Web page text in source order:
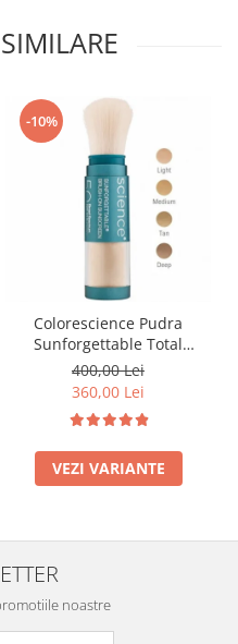
-10%
Colorescience Pudra
Sunforgettable Total
Protection Brush-On Shield
SPF50 6g
400,00 Lei
360,00 Lei
VEZI VARIANTE
noastre